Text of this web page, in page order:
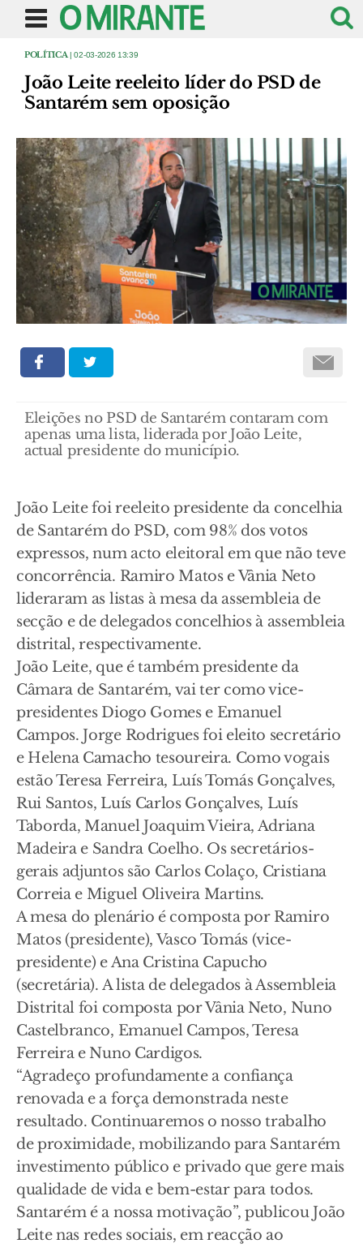
POLÍTICA | 02-03-2026 13:39
João Leite reeleito líder do PSD de
Santarém sem oposição
Eleições no PSD de Santarém contaram com
apenas uma lista, liderada por João Leite,
actual presidente do município.
João Leite foi reeleito presidente da concelhia
de Santarém do PSD, com 98% dos votos
expressos, num acto eleitoral em que não teve
concorrência. Ramiro Matos e Vânia Neto
lideraram as listas à mesa da assembleia de
secção e de delegados concelhios à assembleia
distrital, respectivamente.
João Leite, que é também presidente da
Câmara de Santarém, vai ter como vice-
presidentes Diogo Gomes e Emanuel
Campos. Jorge Rodrigues foi eleito secretário
e Helena Camacho tesoureira. Como vogais
estão Teresa Ferreira, Luís Tomás Gonçalves,
Rui Santos, Luís Carlos Gonçalves, Luís
Taborda, Manuel Joaquim Vieira, Adriana
Madeira e Sandra Coelho. Os secretários-
gerais adjuntos são Carlos Colaço, Cristiana
Correia e Miguel Oliveira Martins.
A mesa do plenário é composta por Ramiro
Matos (presidente), Vasco Tomás (vice-
presidente) e Ana Cristina Capucho
(secretária). A lista de delegados à Assembleia
Distrital foi composta por Vânia Neto, Nuno
Castelbranco, Emanuel Campos, Teresa
Ferreira e Nuno Cardigos.
“Agradeço profundamente a confiança
renovada e a força demonstrada neste
resultado. Continuaremos o nosso trabalho
de proximidade, mobilizando para Santarém
investimento público e privado que gere mais
qualidade de vida e bem-estar para todos.
Santarém é a nossa motivação”, publicou João
Leite nas redes sociais, em reacção ao